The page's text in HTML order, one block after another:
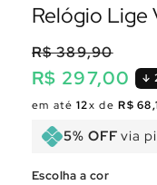
Relógio Lige
Preço
normal
R$ 297,00
Preço
promocional
R$ 389,90
em até12x deR$
5% OFF via
Escolha a cor